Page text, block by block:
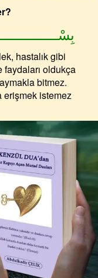
hastalık gibi
oldukça
bitmez.
erişmek istemez